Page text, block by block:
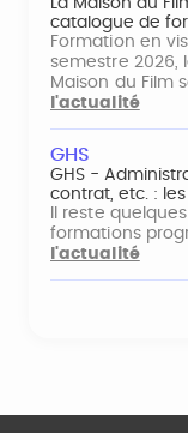
La Maison du
catalogue de
Formation en
semestre 2026,
Maison du Film
l'actualité
GHS
GHS -
contrat, etc. :
Il reste
formations
l'actualité